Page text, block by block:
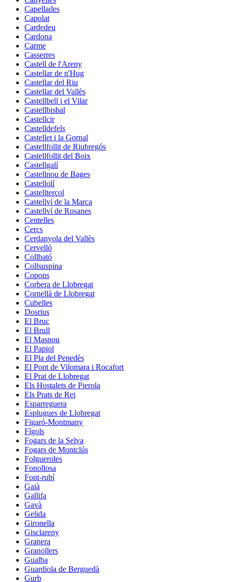
Capellades
Capolat
Cardedeu
Cardona
Carme
Casserres
Castell de l'Areny
Castellar de n'Hug
Castellar del Riu
Castellar del Vallès
Castellbell i el Vilar
Castellbisbal
Castellcir
Castelldefels
Castellet i la Gornal
Castellfollit de Riubregós
Castellfollit del Boix
Castellgalí
Castellnou de Bages
Castellolí
Castellterçol
Castellví de la Marca
Castellví de Rosanes
Centelles
Cercs
Cerdanyola del Vallès
Cervelló
Collbató
Collsuspina
Copons
Corbera de Llobregat
Cornellà de Llobregat
Cubelles
Dosrius
El Bruc
El Brull
El Masnou
El Papiol
El Pla del Penedès
El Pont de Vilomara i Rocafort
El Prat de Llobregat
Els Hostalets de Pierola
Els Prats de Rei
Esparreguera
Esplugues de Llobregat
Figaró-Montmany
Fígols
Fogars de la Selva
Fogars de Montclús
Folgueroles
Fonollosa
Font-rubí
Gaià
Gallifa
Gavà
Gelida
Gironella
Gisclareny
Granera
Granollers
Gualba
Guardiola de Berguedà
Gurb